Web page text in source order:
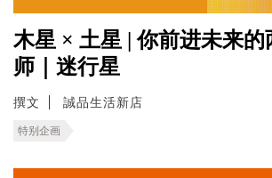
木星 × 土星 | 你前进未来
师｜迷行星
撰文 誠品生活新店
特别企画